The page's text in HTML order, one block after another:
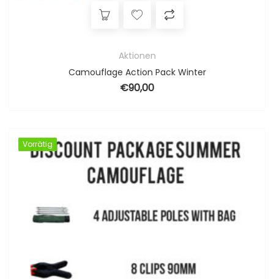
Aktionen
Camouflage Action Pack Winter
€90,00
Vorrätig
Vorrätig